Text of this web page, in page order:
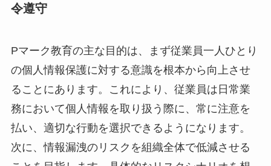
令遵守
Pマーク教育の主な目的は、まず従業員一人ひとり
の個人情報保護に対する意識を根本から向上させ
ることにあります。これにより、従業員は日常業
務において個人情報を取り扱う際に、常に注意を
払い、適切な行動を選択できるようになります。
次に、情報漏洩のリスクを組織全体で低減させる